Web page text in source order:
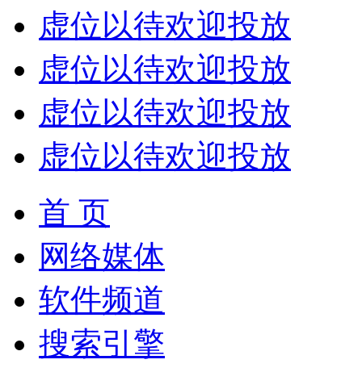
虚位以待欢迎投放
虚位以待欢迎投放
虚位以待欢迎投放
虚位以待欢迎投放
首 页
网络媒体
软件频道
搜索引擎